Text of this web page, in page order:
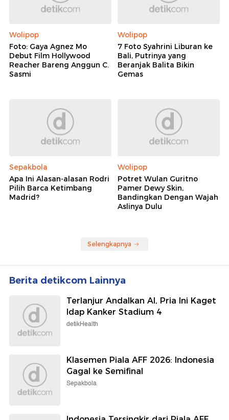
Wolipop
Foto: Gaya Agnez Mo
Debut Film Hollywood
Reacher Bareng Anggun C.
Sasmi
Wolipop
7 Foto Syahrini Liburan ke
Bali, Putrinya yang
Beranjak Balita Bikin
Gemas
Sepakbola
Apa Ini Alasan-alasan Rodri
Pilih Barca Ketimbang
Madrid?
Wolipop
Potret Wulan Guritno
Pamer Dewy Skin,
Bandingkan Dengan Wajah
Aslinya Dulu
Selengkapnya
Berita detikcom Lainnya
Terlanjur Andalkan AI, Pria Ini Kaget
Idap Kanker Stadium 4
detikHealth
Klasemen Piala AFF 2026: Indonesia
Gagal ke Semifinal
Sepakbola